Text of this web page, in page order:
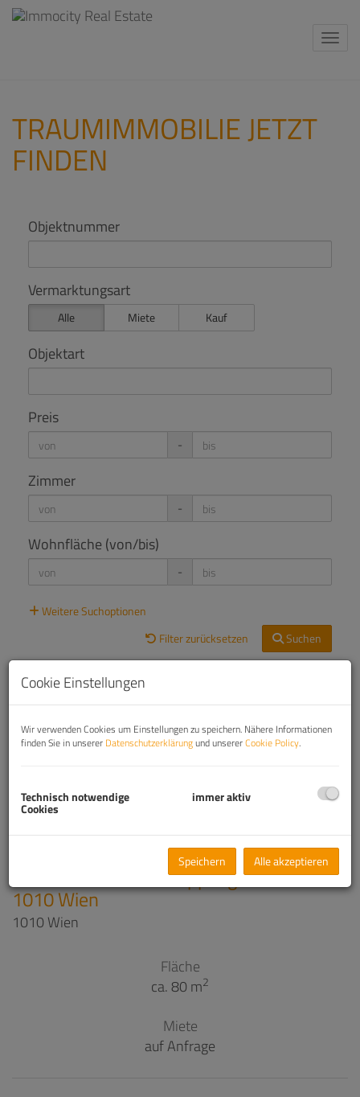
TRAUMIMMOBILIE JETZT
FINDEN
Objektnummer
Vermarktungsart
Alle Miete Kauf
Objektart
Preis
-
Zimmer
-
Wohnfläche (von/bis)
-
Weitere Suchoptionen
Filter zurücksetzen
Suchen
1 2 3 4 5
EXKLUSIVE GASTROFLÄCHE IN TOP-
INNENSTADTLAGE Wipplingerstraße 14 ·
1010 Wien
1010 Wien
Fläche
ca. 80 m2
Miete
auf Anfrage
Cookie Einstellungen
Wir verwenden Cookies um Einstellungen zu speichern. Nähere Informationen
finden Sie in unserer Datenschutzerklärungund unsererCookie Policy.
Technisch notwendige
Cookies
immer aktiv
Speichern Alle akzeptieren